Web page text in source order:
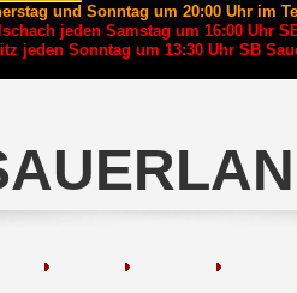
und Sonntag um 20:00 Uhr im
jeden Samstag um 16:00 Uhr
jeden Sonntag um 13:30 Uhr SB